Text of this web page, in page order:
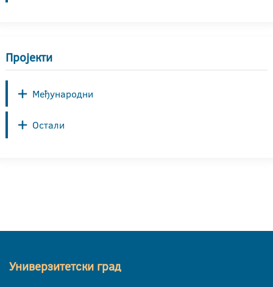
Пројекти
Међународни
Остали
Универзитетски град